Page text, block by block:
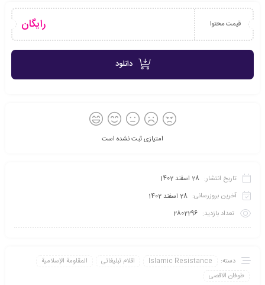
قیمت محتوا رایگان
دانلود
امتیازی ثبت نشده است
تاریخ انتشار: 28 اسفند 1402
آخرین بروزرسانی: 28 اسفند 1402
تعداد بازدید: 2802296
دسته: Islamic Resistance اقلام تبلیغاتی
المقاومة الإسلامية
طوفان الاقصی